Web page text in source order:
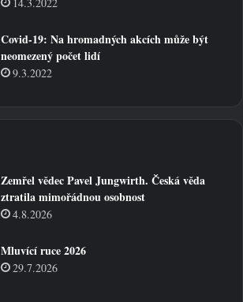
Covid-19: Na hromadných akcích může být
neomezený počet lidí
9.3.2022
Zemřel vědec Pavel Jungwirth. Česká věda
ztratila mimořádnou osobnost
4.8.2026
Mluvící ruce 2026
29.7.2026